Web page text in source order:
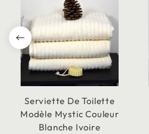
Serviette De Toilette
Modèle Mystic Couleur
Blanche Ivoire